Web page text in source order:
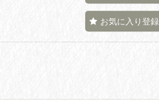
お気に入り登録